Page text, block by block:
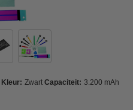
Kleur: Zwart Capaciteit: 3.200 mAh